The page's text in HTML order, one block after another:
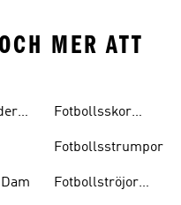
MER ATT
Fotbollsskor
Fotbollsstrumpor
Fotbollströjor